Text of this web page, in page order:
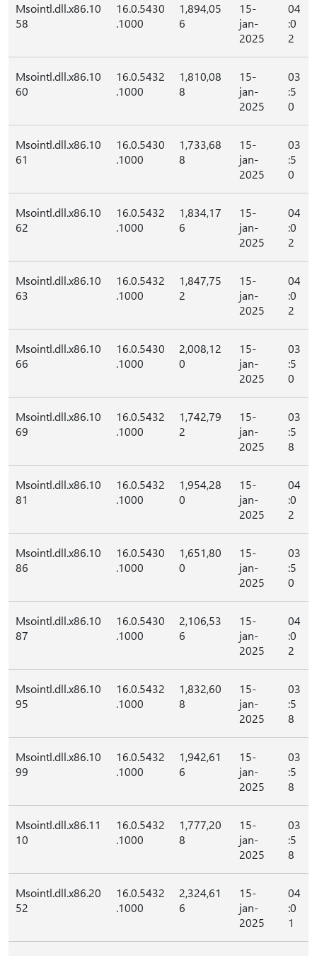
Msointl.dll.x86.10
58
16.0.5430
.1000
1,894,05
6
15-
jan-
2025
04
:0
2
Msointl.dll.x86.10
60
16.0.5432
.1000
1,810,08
8
15-
jan-
2025
03
:5
0
Msointl.dll.x86.10
61
16.0.5430
.1000
1,733,68
8
15-
jan-
2025
03
:5
0
Msointl.dll.x86.10
62
16.0.5432
.1000
1,834,17
6
15-
jan-
2025
04
:0
2
Msointl.dll.x86.10
63
16.0.5432
.1000
1,847,75
2
15-
jan-
2025
04
:0
2
Msointl.dll.x86.10
66
16.0.5430
.1000
2,008,12
0
15-
jan-
2025
03
:5
0
Msointl.dll.x86.10
69
16.0.5432
.1000
1,742,79
2
15-
jan-
2025
03
:5
8
Msointl.dll.x86.10
81
16.0.5432
.1000
1,954,28
0
15-
jan-
2025
04
:0
2
Msointl.dll.x86.10
86
16.0.5430
.1000
1,651,80
0
15-
jan-
2025
03
:5
0
Msointl.dll.x86.10
87
16.0.5430
.1000
2,106,53
6
15-
jan-
2025
04
:0
2
Msointl.dll.x86.10
95
16.0.5432
.1000
1,832,60
8
15-
jan-
2025
03
:5
8
Msointl.dll.x86.10
99
16.0.5432
.1000
1,942,61
6
15-
jan-
2025
03
:5
8
Msointl.dll.x86.11
10
16.0.5432
.1000
1,777,20
8
15-
jan-
2025
03
:5
8
Msointl.dll.x86.20
52
16.0.5432
.1000
2,324,61
6
15-
jan-
2025
04
:0
1